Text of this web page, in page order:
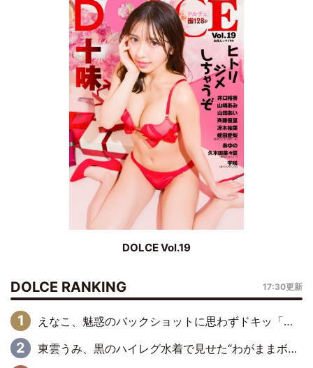
DOLCE Vol.19
DOLCE RANKING 17:30更新
えなこ、魅惑のバックショットに思わずドキッ「世界最高レベルの美しさ」「クールビューティーで良き」「ポーズも表情も完璧」
東雲うみ、黒のハイレグ水着で見せた“わがままボディ”がたまらない「うみちゃんカワイイ」「全てがステキな女神さま」「魅力的です」